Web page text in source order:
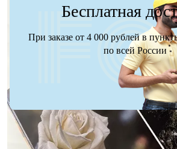
Бесплатная
При заказе от 4 000 рублей в
по всей России